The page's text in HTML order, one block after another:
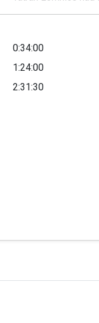
0:34:00
1:24:00
2:31:30